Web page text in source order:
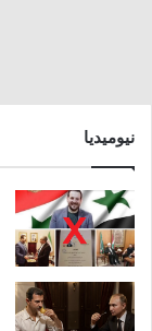
نيوميديا